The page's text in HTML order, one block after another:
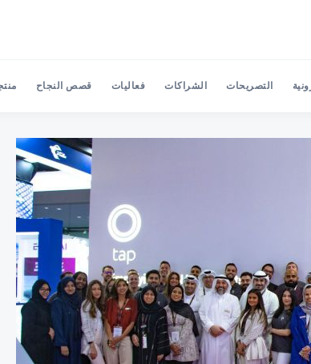
Search Tap Payments
التصريحات الشراكات فعاليات قصص النجاح